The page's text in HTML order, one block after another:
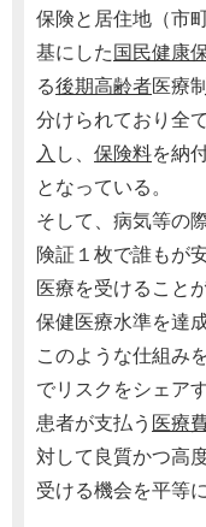
保険と居住地（市
基にした国民健康
る後期高齢者医療
分けられており全
入 し、 保険料を納
となっている。
そして、病気等の
険証１枚で誰もが
医療を受けること
保健医療水準を達
このような仕組み
でリスクをシェア
患者が支払う 医療
対して良質かつ高
受ける機会を平等